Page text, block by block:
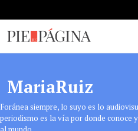
MariaRuiz
Foránea siempre, lo suyo es lo
periodismo es la vía por donde conoce